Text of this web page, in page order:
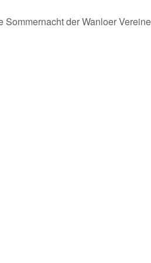
Sommernacht der Wanloer